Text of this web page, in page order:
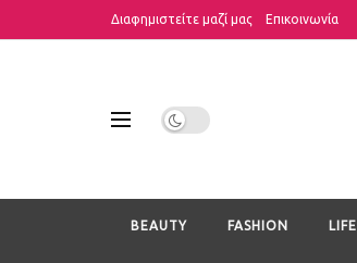
Διαφημιστείτε μαζί μας Επικοινωνία
BEAUTY FASHION